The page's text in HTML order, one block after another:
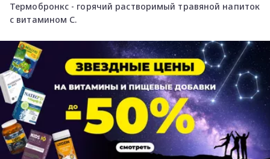
Термобронкс - горячий растворимый травяной напиток
с витамином С.